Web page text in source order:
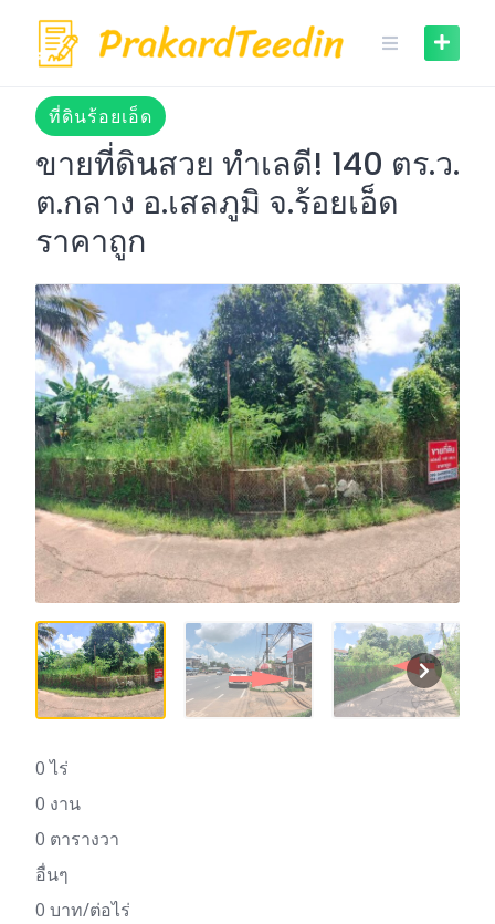
content
ที่ดินร้อยเอ็ด
ขายที่ดินสวย ทำเลดี! 140 ตร.ว.
ต.กลาง อ.เสลภูมิ จ.ร้อยเอ็ด
ราคาถูก
0 ไร่
0 งาน
0 ตารางวา
อื่นๆ
0 บาท/ต่อไร่